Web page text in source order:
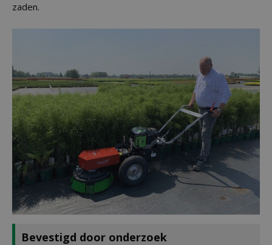
zaden.
Bevestigd door onderzoek